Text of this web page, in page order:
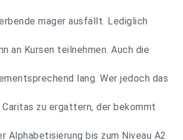
mager ausfällt. Lediglich
an Kursen teilnehmen. Auch die
lang. Wer jedoch das
zu ergattern, der bekommt
Alphabetisierung bis zum Niveau A2